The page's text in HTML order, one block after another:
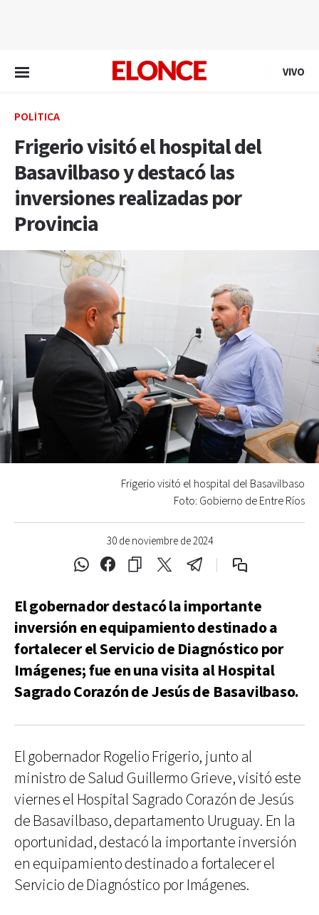
VIVO
POLÍTICA
Frigerio visitó el hospital del
Basavilbaso y destacó las
inversiones realizadas por
Provincia
30 de noviembre de 2024
Frigerio visitó el hospital del Basavilbaso
Foto: Gobierno de Entre Ríos
El gobernador destacó la importante
inversión en equipamiento destinado a
fortalecer el Servicio de Diagnóstico por
Imágenes; fue en una visita al Hospital
Sagrado Corazón de Jesús de Basavilbaso.
El gobernador Rogelio Frigerio, junto al
ministro de Salud Guillermo Grieve, visitó este
viernes el Hospital Sagrado Corazón de Jesús
de Basavilbaso, departamento Uruguay. En la
oportunidad, destacó la importante inversión
en equipamiento destinado a fortalecer el
Servicio de Diagnóstico por Imágenes.